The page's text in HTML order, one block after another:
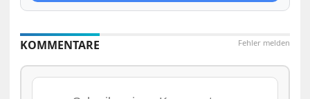
Fehler melden
KOMMENTARE